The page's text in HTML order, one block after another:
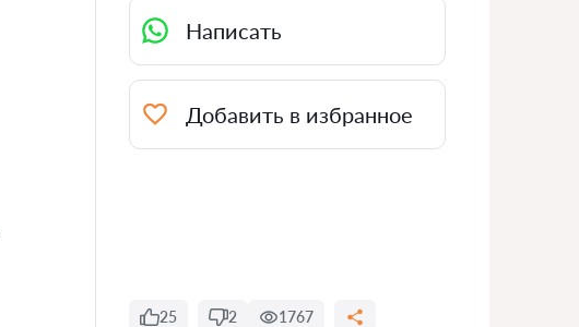
Написать
Добавить в избранное
25 2 1767